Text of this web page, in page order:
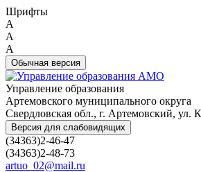
Шрифты
A
A
A
Обычная версия
Управление образования
Артемовского муниципального округа
Свердловская обл., г. Артемовский, ул.
Версия для слабовидящих
(34363)2-46-47
(34363)2-48-73
artuo_02@mail.ru